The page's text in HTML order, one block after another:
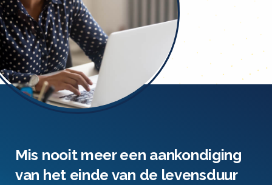
Mis nooit meer een aankondiging
van het einde van de levensduur